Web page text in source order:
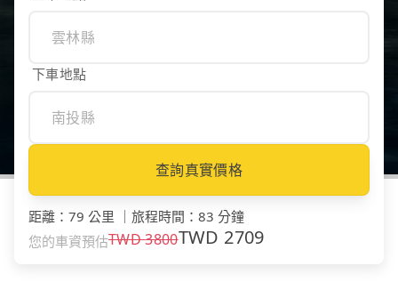
下車地點
查詢真實價格
距離 ： 79 公里 旅程時間 ： 83 分鐘
您的車資預估TWD3800TWD 2709